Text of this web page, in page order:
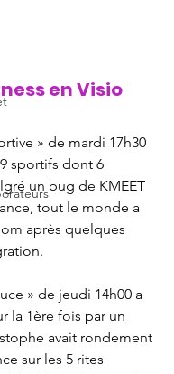
en Visio
» de mardi 17h30
sportifs dont 6
un bug de KMEET
tout le monde a
après quelques
» de jeudi 14h00 a
la 1ère fois par un
avait rondement
sur les 5 rites